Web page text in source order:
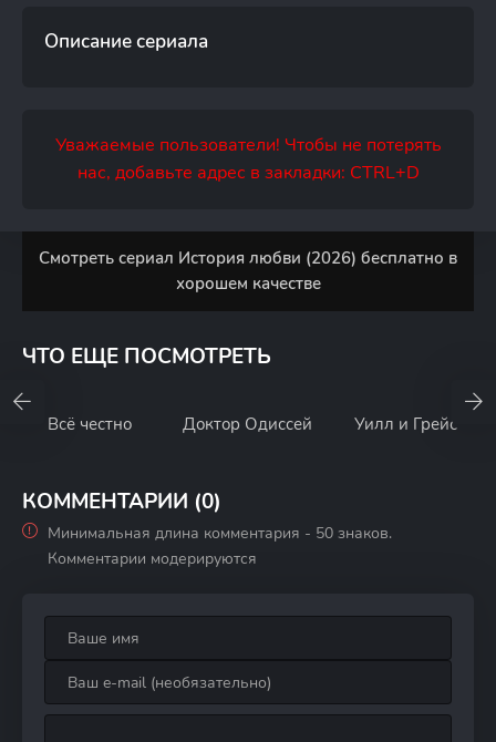
Описание сериала
Уважаемые пользователи! Чтобы не потерять
нас, добавьте адрес в закладки: CTRL+D
Смотреть сериал История любви (2026) бесплатно в
хорошем качестве
ЧТО ЕЩЕ ПОСМОТРЕТЬ
Всё честно Доктор Одиссей Уилл и Грейс
КОММЕНТАРИИ (0)
Минимальная длина комментария - 50 знаков.
Комментарии модерируются